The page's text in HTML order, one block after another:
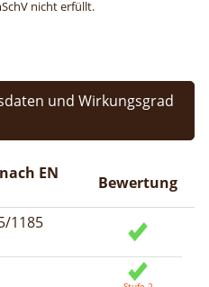
nicht erfüllt.
und Wirkungsgrad
EN
Bewertung
1185